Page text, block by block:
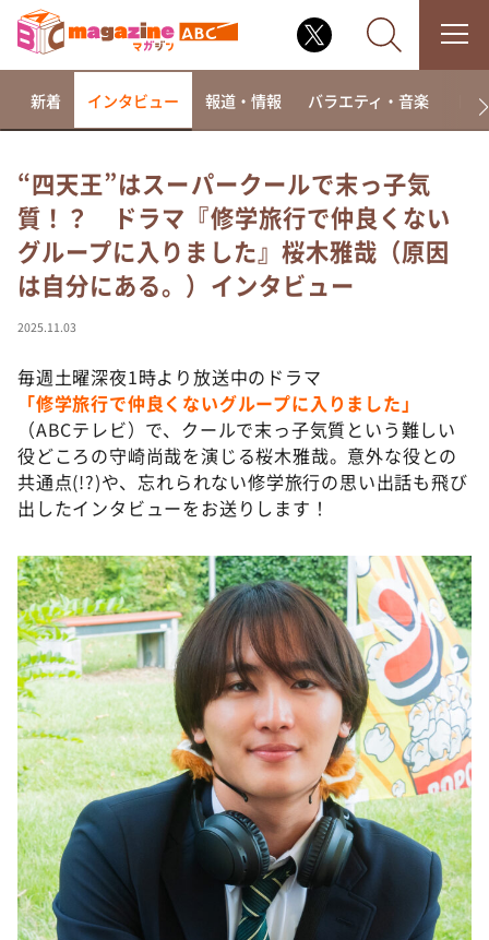
なるみ・岡村の過ぎるTV
相席食堂
これ余談なんですけど・・・
～人生密着トークバラエティ！～ やすとものいたっ
て真剣です
探偵！ナイトスクープ
news おかえり
河合＆A.B.C-Z塚田×福井アナ「なんでやねん！？」
（news おかえり）
DAIGOも台所 ～きょうの献立 何にする？～
朝だ！生です旅サラダ
教えて！ニュースライブ 正義のミカタ
ＬＩＦＥ～夢のカタチ～
新婚さんいらっしゃい！
ポツンと一軒家
ザキ山小屋本館
ぺこぱのまるスポ
アナ回覧板
新着 インタビュー 報道・情報 バラエティ・音楽 ド
“四天王”はスーパークールで末っ子気
質！？ ドラマ『修学旅行で仲良くない
グループに入りました』桜木雅哉（原因
は自分にある。）インタビュー
2025.11.03
毎週土曜深夜1時より放送中のドラマ
「修学旅行で仲良くないグループに入りました」
（ABCテレビ）で、クールで末っ子気質という難しい
役どころの守崎尚哉を演じる桜木雅哉。意外な役との
共通点(!?)や、忘れられない修学旅行の思い出話も飛び
出したインタビューをお送りします！